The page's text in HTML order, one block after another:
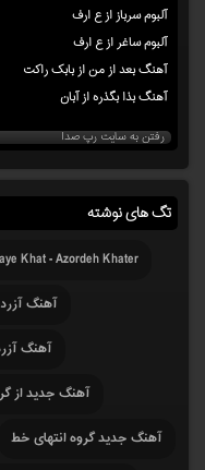
آلبوم سرباز از ع ارف
آلبوم ساغر از ع ارف
آهنگ بعد از من از بابک راکت
آهنگ بذا بگذره از آبان
رفتن به سایت رپ صدا
تگ های نوشته
Khat - Azordeh Khater
آهنگ
آهنگ
آهنگ جدید از
آهنگ جدید گروه انتهای خط